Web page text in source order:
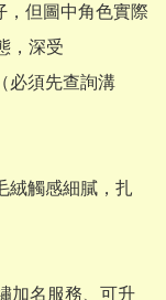
，但圖中角色實際
，深受
必須先查詢溝
絨觸感細膩，扎
加名服務、可升